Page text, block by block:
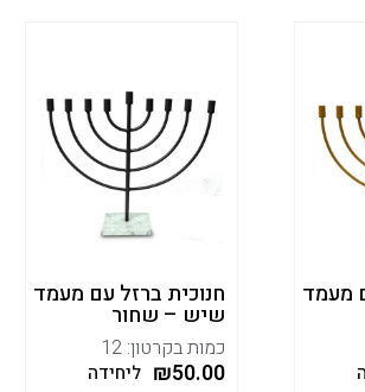
מעמד חנוכית ברזל עם מעמד
שיש – שחור
כמות בקרטון: 12
₪50.00 ליחידה